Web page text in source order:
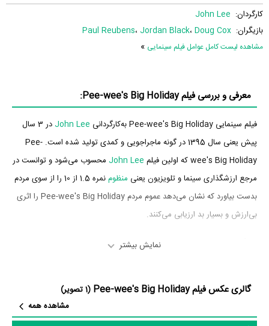
کارگردان: John Lee
بازیگران:
Paul Reubens، Jordan Black، Doug Cox
مشاهده لیست کامل عوامل فیلم سینمایی »
معرفی و بررسی فیلم Pee-wee's Big Holiday:
فیلم سینمایی Pee-wee's Big Holiday به‌کارگردانی John Lee
در 3 سال
پیش یعنی سال 1395 در گونه ماجراجویی و کمدی تولید شده است. Pee-
wee's Big Holiday که اولین فیلم
John Lee محسوب می‌شود و توانست در
مرجع ارزشگذاری سینما و تلویزیون یعنی منظوم
نمره 1.5 از 10 را از سوی مردم
بدست بیاورد که نشان می‌دهد عموم مردم Pee-wee's Big Holiday را اثری
بی‌ارزش و بسیار بد ارزیابی می‌کنند.
Big Holiday بازیگرانی چون
Paul Reubens،Jordan Black،Doug Cox،
Katherine
نمایش بیشتر
گالری عکس فیلم Pee-wee's Big Holiday
(1 تصویر)
مشاهده همه